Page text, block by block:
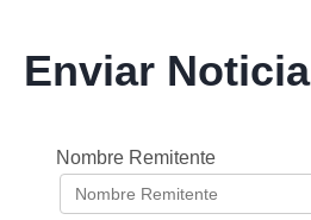
Enviar Noticia
Nombre Remitente